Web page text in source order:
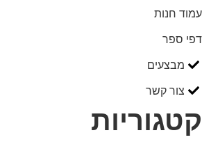
עמוד חנות
דפי ספר
מבצעים
צור קשר
קטגוריות